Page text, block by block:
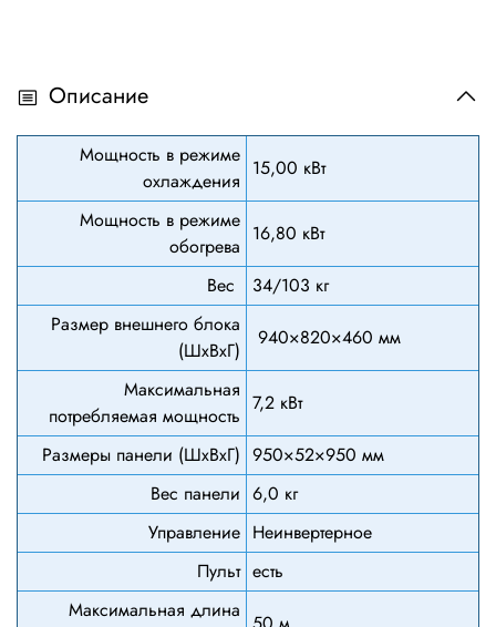
Описание
Мощность в режиме
охлаждения
15,00 кВт
Мощность в режиме
обогрева
16,80 кВт
Вес
34/103 кг
Размер внешнего блока
(ШхВхГ)
940×820×460 мм
Максимальная
потребляемая мощность
7,2 кВт
Размеры панели (ШхВхГ) 950×52×950 мм
Вес панели 6,0 кг
Управление Неинвертерное
Пульт есть
Максимальная длина